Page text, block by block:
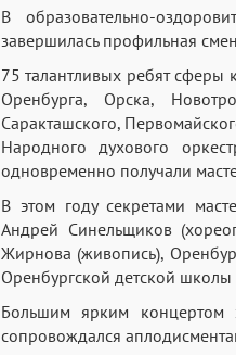
В образовательно-
завершилась профильная
75 талантливых ребят сферы
Оренбурга, Орска,
Саракташского,
Народного духового
одновременно получали
В этом году секретами
Андрей Синельщиков
Жирнова (живопись),
Оренбургской детской школы
Большим ярким концертом
сопровождался